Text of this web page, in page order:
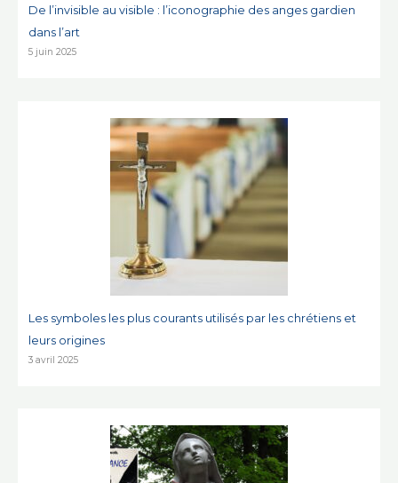
De l’invisible au visible : l’iconographie des anges gardien
dans l’art
5 juin 2025
Les symboles les plus courants utilisés par les chrétiens et
leurs origines
3 avril 2025